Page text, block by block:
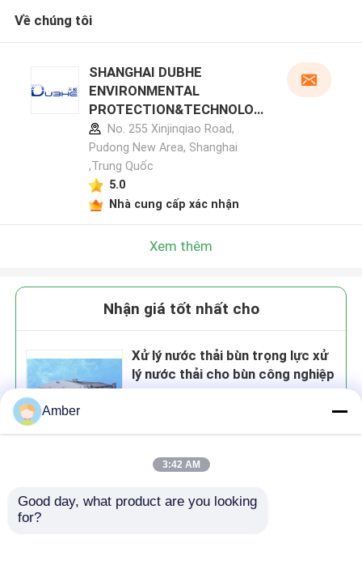
Về chúng tôi
SHANGHAI DUBHE
ENVIRONMENTAL
PROTECTION&TECHNOLOG
Y CO.,LTD hồ sơ nhà sản xuất
No. 255 Xinjinqiao Road,
Pudong New Area, Shanghai
,Trung Quốc
5.0
Nhà cung cấp xác nhận
Xem thêm
Nhận giá tốt nhất cho
Xử lý nước thải bùn trọng lực xử
lý nước thải cho bùn công nghiệp
Amber
3:42 AM
Good day, what product are you looking
for?